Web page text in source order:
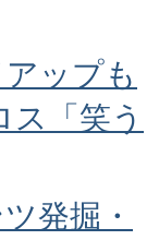
ップも
ス「笑う
発掘・